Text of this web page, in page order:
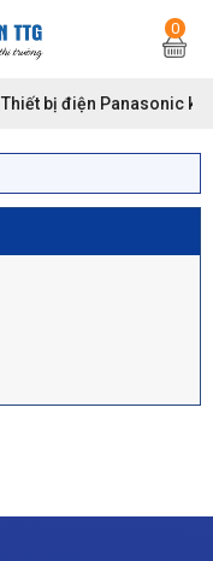
0
Thiết bị điện Panasonic